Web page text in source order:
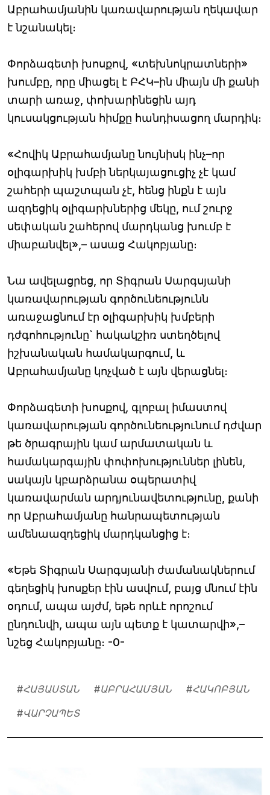
Աբրահամյանին կառավարության ղեկավար
է նշանակել։
Փորձագետի խոսքով, «տեխնոկրատների»
խումբը, որը միացել է ԲՀԿ–ին միայն մի քանի
տարի առաջ, փոխարինեցին այդ
կուսակցության հիմքը հանդիսացող մարդիկ։
«Հովիկ Աբրահամյանը նույնիսկ ինչ–որ
օլիգարխիկ խմբի ներկայացուցիչ չէ կամ
շահերի պաշտպան չէ, հենց ինքն է այն
ազդեցիկ օլիգարխներից մեկը, ում շուրջ
սեփական շահերով մարդկանց խումբ է
միաբանվել»,– ասաց Հակոբյանը։
Նա ավելացրեց, որ Տիգրան Սարգսյանի
կառավարության գործունեությունն
առաջացնում էր օլիգարխիկ խմբերի
դժգոհությունը` հակակշիռ ստեղծելով
իշխանական համակարգում, և
Աբրահամյանը կոչված է այն վերացնել։
Փորձագետի խոսքով, գլոբալ իմաստով
կառավարության գործունեությունում դժվար
թե ծրագրային կամ արմատական և
համակարգային փոփոխություններ լինեն,
սակայն կբարձրանա օպերատիվ
կառավարման արդյունավետությունը, քանի
որ Աբրահամյանը հանրապետության
ամենաազդեցիկ մարդկանցից է։
«Եթե Տիգրան Սարգսյանի ժամանակներում
գեղեցիկ խոսքեր էին ասվում, բայց մնում էին
օդում, ապա այժմ, եթե որևէ որոշում
ընդունվի, ապա այն պետք է կատարվի»,–
նշեց Հակոբյանը։ -0-
#ՀԱՅԱՍՏԱՆ #ԱԲՐԱՀԱՄՅԱՆ #ՀԱԿՈԲՅԱՆ
#ՎԱՐՉԱՊԵՏ